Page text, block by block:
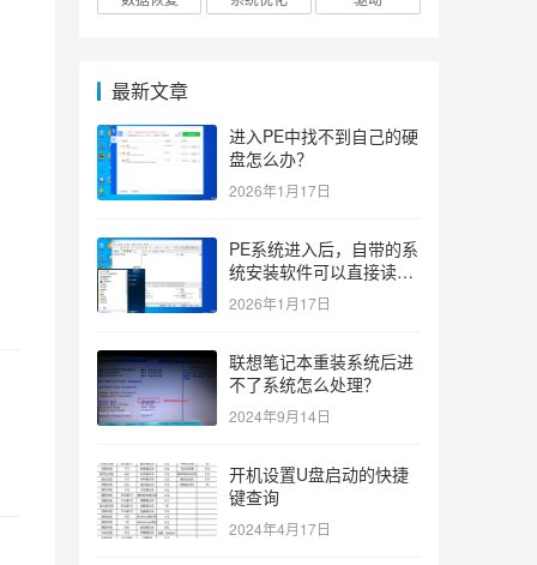
最新文章
进入PE中找不到自己的硬
盘怎么办？
2026年1月17日
PE系统进入后，自带的系
统安装软件可以直接读取
ISO吗？如果不行有什么
解决办法？
2026年1月17日
联想笔记本重装系统后进
不了系统怎么处理？
2024年9月14日
开机设置U盘启动的快捷
键查询
2024年4月17日